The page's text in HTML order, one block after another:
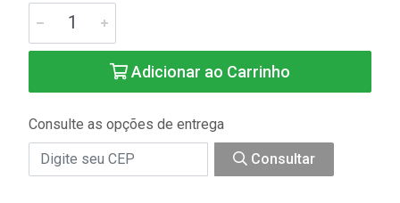
Adicionar ao Carrinho
Consulte as opções de entrega
Consultar